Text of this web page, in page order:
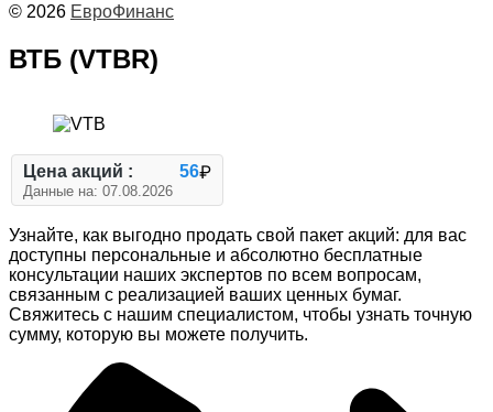
© 2026 ЕвроФинанс
ВТБ (VTBR)
Цена акций : 56₽
Данные на: 07.08.2026
Узнайте, как выгодно продать свой пакет акций: для вас
доступны персональные и абсолютно бесплатные
консультации наших экспертов по всем вопросам,
связанным с реализацией ваших ценных бумаг.
Свяжитесь с нашим специалистом, чтобы узнать точную
сумму, которую вы можете получить.